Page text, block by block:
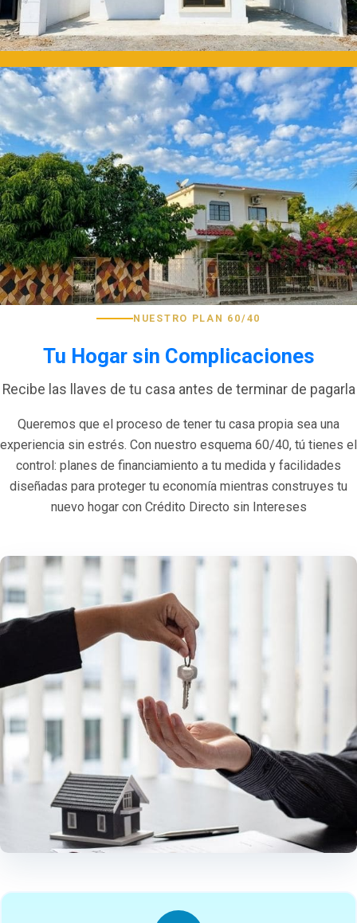
NUESTRO PLAN 60/40
Tu Hogar sin Complicaciones
Recibe las llaves de tu casa antes de terminar de pagarla
Queremos que el proceso de tener tu casa propia sea una
experiencia sin estrés. Con nuestro esquema 60/40, tú tienes el
control: planes de financiamiento a tu medida y facilidades
diseñadas para proteger tu economía mientras construyes tu
nuevo hogar con Crédito Directo sin Intereses